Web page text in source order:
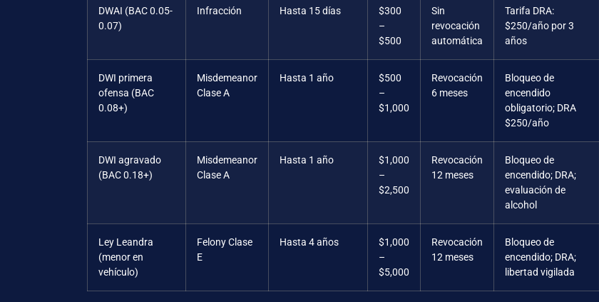
DWAI (BAC 0.05-
0.07)
Infracción Hasta 15 días
$300
–
$500
Sin
revocación
automática
Tarifa DRA:
$250/año por 3
años
DWI primera
ofensa (BAC
0.08+)
Misdemeanor
Clase A
Hasta 1 año
$500
–
$1,000
Revocación
6 meses
Bloqueo de
encendido
obligatorio; DRA
$250/año
DWI agravado
(BAC 0.18+)
Misdemeanor
Clase A
Hasta 1 año
$1,000
–
$2,500
Revocación
12 meses
Bloqueo de
encendido; DRA;
evaluación de
alcohol
Ley Leandra
(menor en
vehículo)
Felony Clase
E
Hasta 4 años
$1,000
–
$5,000
Revocación
12 meses
Bloqueo de
encendido; DRA;
libertad vigilada